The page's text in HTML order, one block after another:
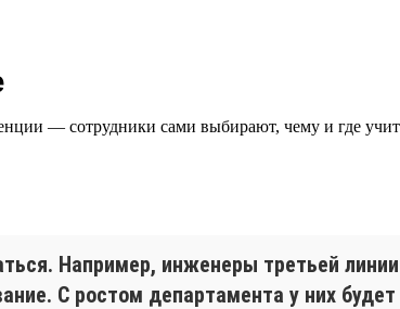
— сотрудники сами выбирают, чему и где
Например, инженеры третьей
С ростом департамента у них